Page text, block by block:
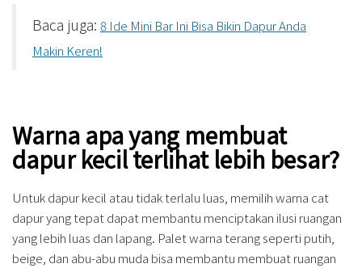
Baca juga: 8 Ide Mini Bar Ini Bisa Bikin Dapur Anda
Makin Keren!
Warna apa yang membuat
dapur kecil terlihat lebih besar?
Untuk dapur kecil atau tidak terlalu luas, memilih warna cat
dapur yang tepat dapat membantu menciptakan ilusi ruangan
yang lebih luas dan lapang. Palet warna terang seperti putih,
beige, dan abu-abu muda bisa membantu membuat ruangan